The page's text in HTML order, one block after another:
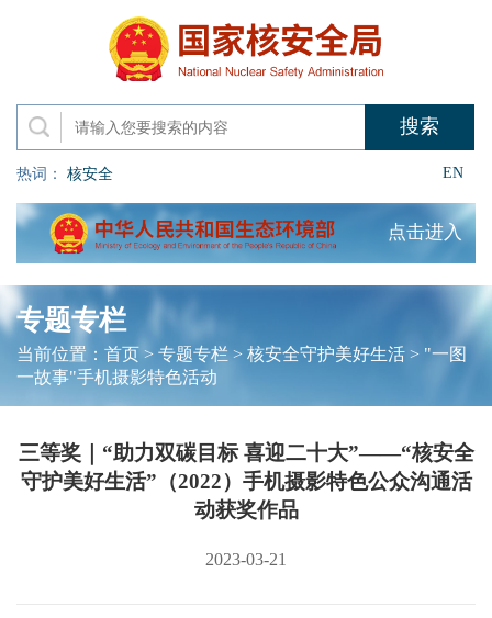
热词： 核安全 EN
点击进入
专题专栏
当前位置： 首页> 专题专栏> 核安全守护美好生活> "一图
一故事"手机摄影特色活动
三等奖｜“助力双碳目标 喜迎二十大”——“核安全
守护美好生活”（2022）手机摄影特色公众沟通活
动获奖作品
2023-03-21